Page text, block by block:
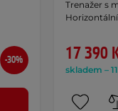
-30%
Trenažer s
Horizontální
17 390
skladem –